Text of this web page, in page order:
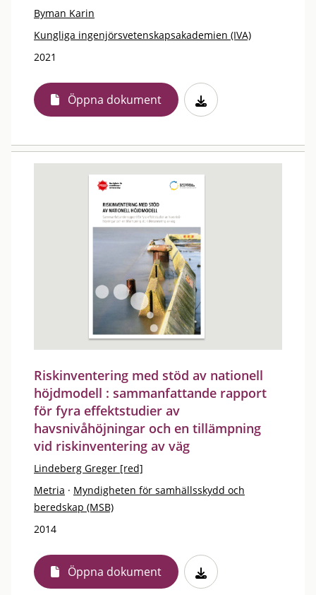
Byman Karin
Kungliga ingenjörsvetenskapsakademien (IVA)
2021
Öppna dokument
Riskinventering med stöd av nationell
höjdmodell : sammanfattande rapport
för fyra effektstudier av
havsnivåhöjningar och en tillämpning
vid riskinventering av väg
Lindeberg Greger [red]
Metria · Myndigheten för samhällsskydd och
beredskap (MSB)
2014
Öppna dokument